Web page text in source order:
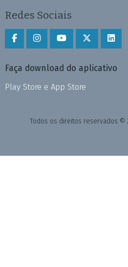
Redes Sociais
Faça download do aplicativo
Play Store e App Store
Todos os direitos reservados ©